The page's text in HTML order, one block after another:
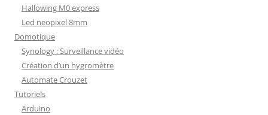
Hallowing M0 express
Led neopixel 8mm
Domotique
Synology : Surveillance vidéo
Création d’un hygromètre
Automate Crouzet
Tutoriels
Arduino